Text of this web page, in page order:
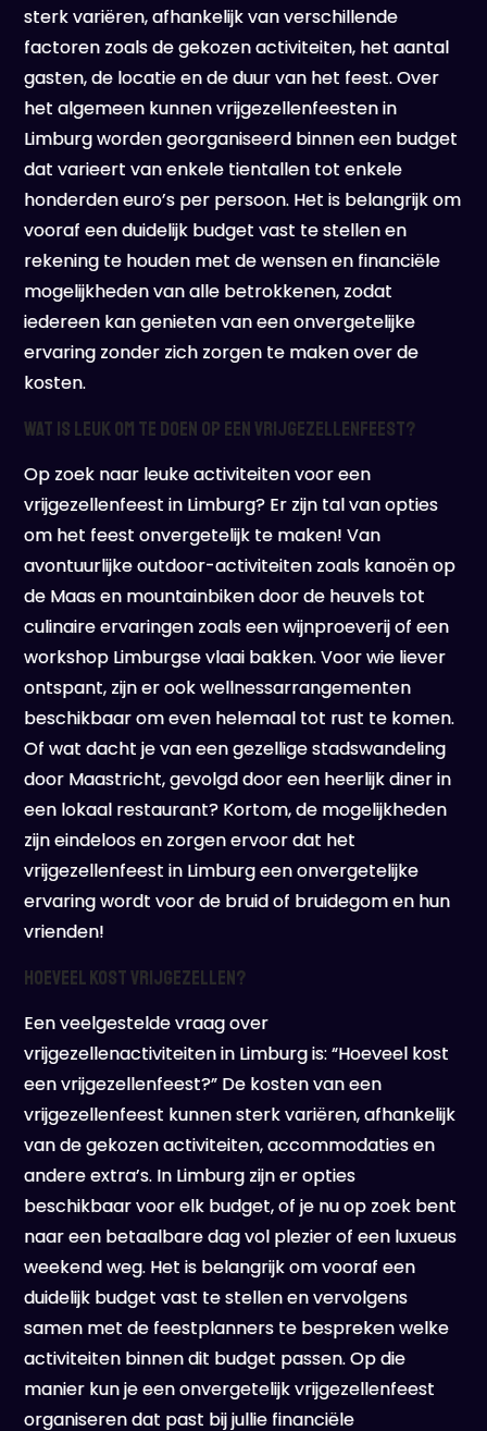
sterk variëren, afhankelijk van verschillende
factoren zoals de gekozen activiteiten, het aantal
gasten, de locatie en de duur van het feest. Over
het algemeen kunnen vrijgezellenfeesten in
Limburg worden georganiseerd binnen een budget
dat varieert van enkele tientallen tot enkele
honderden euro’s per persoon. Het is belangrijk om
vooraf een duidelijk budget vast te stellen en
rekening te houden met de wensen en financiële
mogelijkheden van alle betrokkenen, zodat
iedereen kan genieten van een onvergetelijke
ervaring zonder zich zorgen te maken over de
kosten.
Wat is leuk om te doen op een vrijgezellenfeest?
Op zoek naar leuke activiteiten voor een
vrijgezellenfeest in Limburg? Er zijn tal van opties
om het feest onvergetelijk te maken! Van
avontuurlijke outdoor-activiteiten zoals kanoën op
de Maas en mountainbiken door de heuvels tot
culinaire ervaringen zoals een wijnproeverij of een
workshop Limburgse vlaai bakken. Voor wie liever
ontspant, zijn er ook wellnessarrangementen
beschikbaar om even helemaal tot rust te komen.
Of wat dacht je van een gezellige stadswandeling
door Maastricht, gevolgd door een heerlijk diner in
een lokaal restaurant? Kortom, de mogelijkheden
zijn eindeloos en zorgen ervoor dat het
vrijgezellenfeest in Limburg een onvergetelijke
ervaring wordt voor de bruid of bruidegom en hun
vrienden!
Hoeveel kost vrijgezellen?
Een veelgestelde vraag over
vrijgezellenactiviteiten in Limburg is: “Hoeveel kost
een vrijgezellenfeest?” De kosten van een
vrijgezellenfeest kunnen sterk variëren, afhankelijk
van de gekozen activiteiten, accommodaties en
andere extra’s. In Limburg zijn er opties
beschikbaar voor elk budget, of je nu op zoek bent
naar een betaalbare dag vol plezier of een luxueus
weekend weg. Het is belangrijk om vooraf een
duidelijk budget vast te stellen en vervolgens
samen met de feestplanners te bespreken welke
activiteiten binnen dit budget passen. Op die
manier kun je een onvergetelijk vrijgezellenfeest
organiseren dat past bij jullie financiële